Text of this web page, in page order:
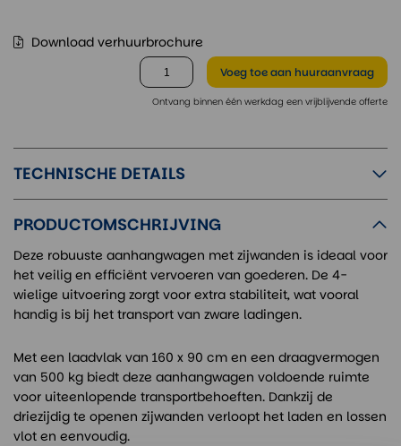
Download verhuurbrochure
Voeg toeaan huuraanvraag
Ontvang binnen één werkdag een vrijblijvende offerte
TECHNISCHE DETAILS
PRODUCTOMSCHRIJVING
Deze robuuste aanhangwagen met zijwanden is ideaal voor
het veilig en efficiënt vervoeren van goederen. De 4-
wielige uitvoering zorgt voor extra stabiliteit, wat vooral
handig is bij het transport van zware ladingen.
Met een laadvlak van 160 x 90 cm en een draagvermogen
van 500 kg biedt deze aanhangwagen voldoende ruimte
voor uiteenlopende transportbehoeften. Dankzij de
driezijdig te openen zijwanden verloopt het laden en lossen
vlot en eenvoudig.